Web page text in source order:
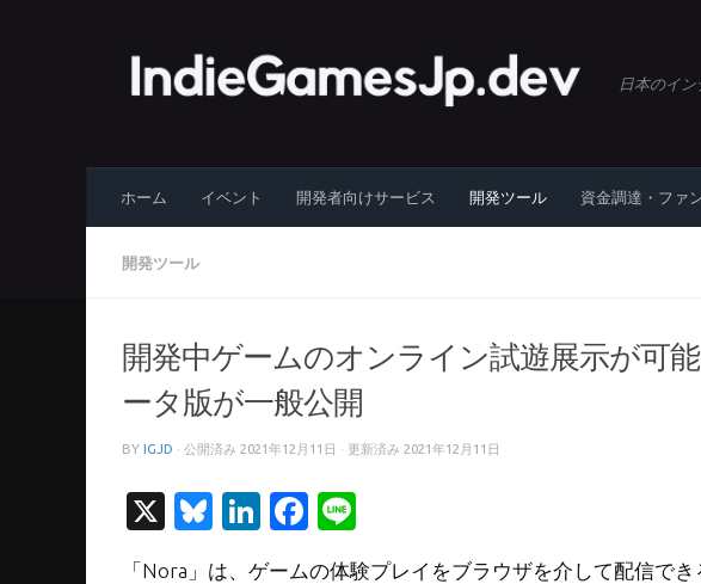
日本のイ
ホーム イベント 開発者向けサービス 開発ツール 資金調達・ファ
開発ツール
開発中ゲームのオンライン試遊展示が可
ータ版が一般公開
BY IGJD · 公開済み 2021年12月11日 · 更新済み 2021年12月11日
X Bluesky
LinkedIn
Facebook
「Nora」は、ゲームの体験プレイをブラウザを介して配信で